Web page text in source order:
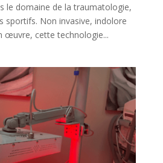
le domaine de la traumatologie,
sportifs. Non invasive, indolore
œuvre, cette technologie...